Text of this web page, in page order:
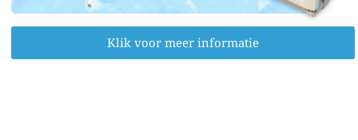
Klik voor meer informatie